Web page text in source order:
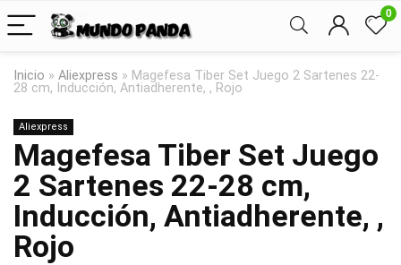
0
Inicio » Aliexpress » Magefesa Tiber Set Juego 2 Sartenes 22-
28 cm, Inducción, Antiadherente, , Rojo
Aliexpress
Magefesa Tiber Set Juego
2 Sartenes 22-28 cm,
Inducción, Antiadherente, ,
Rojo